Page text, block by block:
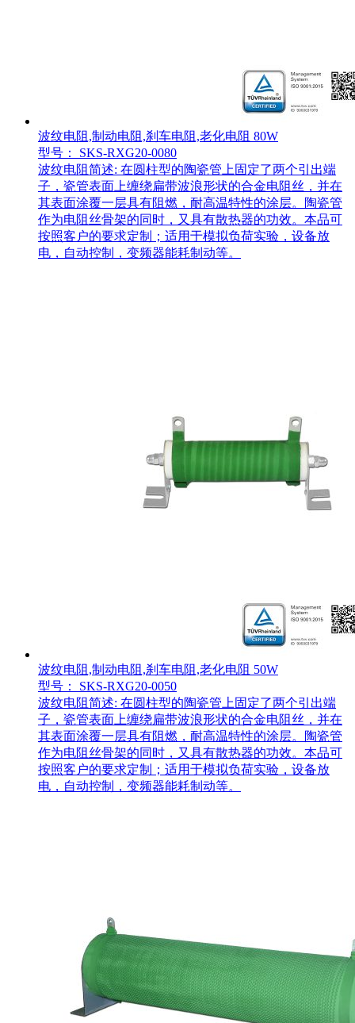
波纹电阻,制动电阻,刹车电阻,老化电阻 80W
型号： SKS-RXG20-0080
波纹电阻简述: 在圆柱型的陶瓷管上固定了两个引出端
子，瓷管表面上缠绕扁带波浪形状的合金电阻丝，并在
其表面涂覆一层具有阻燃，耐高温特性的涂层。陶瓷管
作为电阻丝骨架的同时，又具有散热器的功效。本品可
按照客户的要求定制；适用于模拟负荷实验，设备放
电，自动控制，变频器能耗制动等。
波纹电阻,制动电阻,刹车电阻,老化电阻 50W
型号： SKS-RXG20-0050
波纹电阻简述: 在圆柱型的陶瓷管上固定了两个引出端
子，瓷管表面上缠绕扁带波浪形状的合金电阻丝，并在
其表面涂覆一层具有阻燃，耐高温特性的涂层。陶瓷管
作为电阻丝骨架的同时，又具有散热器的功效。本品可
按照客户的要求定制；适用于模拟负荷实验，设备放
电，自动控制，变频器能耗制动等。